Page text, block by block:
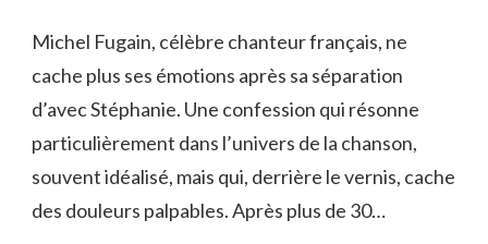
Michel Fugain, célèbre chanteur français, ne
cache plus ses émotions après sa séparation
d’avec Stéphanie. Une confession qui résonne
particulièrement dans l’univers de la chanson,
souvent idéalisé, mais qui, derrière le vernis, cache
des douleurs palpables. Après plus de 30…